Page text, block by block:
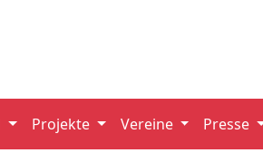
Projekte Vereine Presse